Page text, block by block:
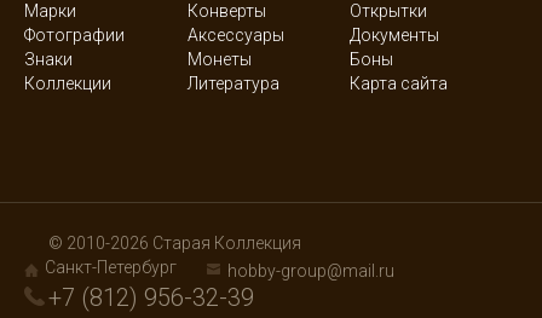
Марки Конверты
Открытки
Фотографии
Аксессуары
Документы
Знаки
Монеты
Боны
Коллекции
Литература Карта сайта
© 2010-2026 Старая Коллекция
Санкт-Петербург
hobby-group@mail.ru
+7 (812) 956-32-39